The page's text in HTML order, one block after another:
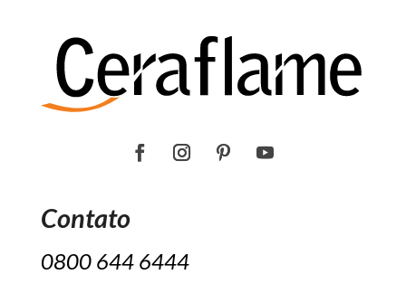
Contato
0800 644 6444